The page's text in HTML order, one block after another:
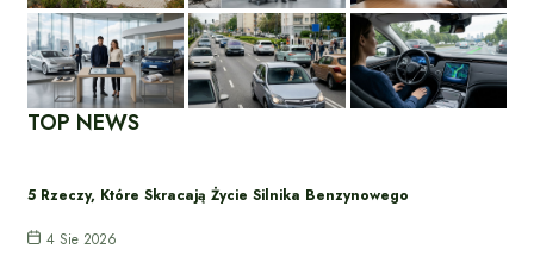
TOP NEWS
5 Rzeczy, Które Skracają Życie Silnika Benzynowego
4 Sie 2026